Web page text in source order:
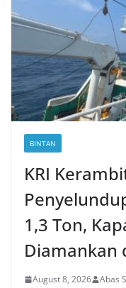
BINTAN
KRI
1,3 Ton,
Diamankan
August 8, 2026 Abas